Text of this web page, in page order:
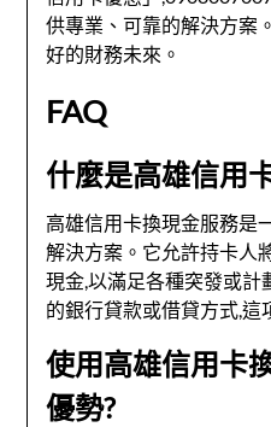
供專業、可靠的解決方案
好的財務未來。
FAQ
什麼是高雄信用
高雄信用卡換現金服務是
解決方案。它允許持卡人
現金,以滿足各種突發或
的銀行貸款或借貸方式,這
使用高雄信用卡
優勢?